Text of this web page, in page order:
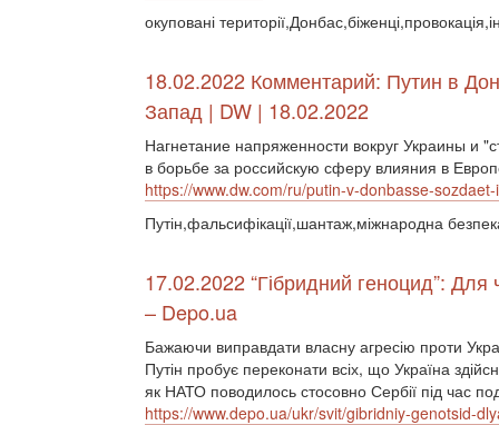
окуповані
18.02.2022 Комментарий: Путин в
Запад | DW | 18.02.2022
Нагнетание напряженности вокруг Украины и
в борьбе за российскую сферу влияния в
https://www.dw.com/ru/putin-v-donbasse-
Путін,фальсифікації,шантаж,міжнародна
17.02.2022 “Гібридний геноцид”: Для
– Depo.ua
Бажаючи виправдати власну агресію проти
Путін пробує переконати всіх, що Україна
як НАТО поводилось стосовно Сербії під час
https://www.depo.ua/ukr/svit/gibridniy-genotsid-